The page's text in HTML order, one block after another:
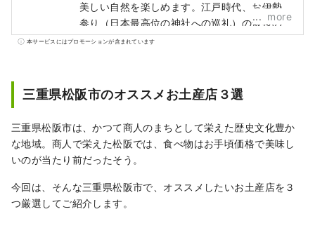
美しい自然を楽しめます。江戸時代、お伊勢
参り（日本最高位の神社への巡礼）の最後の
宿場町であった松阪は、多くの人やものが行
松阪もめんなどの商いに成功し、松阪に繁栄
をもたらしました。
more
本サービスにはプロモーションが含まれています
三重県松阪市のオススメお土産店３選
三重県松阪市は、かつて商人のまちとして栄えた歴史文化豊か
な地域。商人で栄えた松阪では、食べ物はお手頃価格で美味し
いのが当たり前だったそう。
今回は、そんな三重県松阪市で、オススメしたいお土産店を３
つ厳選してご紹介します。